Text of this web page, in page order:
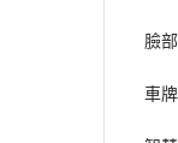
臉
車